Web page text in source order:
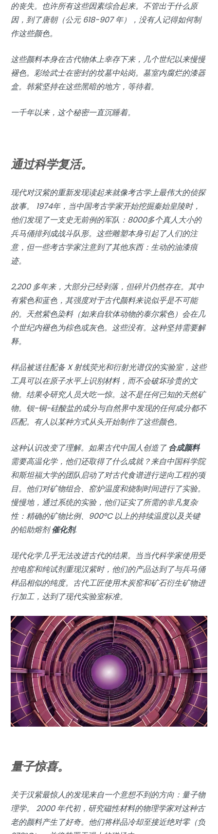
的丧失。也许所有这些因素综合起来。不管出于什么原
因，到了唐朝（公元 618-907 年），没有人记得如何制
作这些颜色。
这些颜料本身在古代物体上幸存下来，几个世纪以来慢慢
褪色。彩绘武士在密封的坟墓中站岗。墓室内腐烂的漆器
盒。韩紫坚持在这些黑暗的地方，等待着。
一千年以来，这个秘密一直沉睡着。
通过科学复活。
现代对汉紫的重新发现读起来就像考古学上最伟大的侦探
故事。 1974年，当中国考古学家开始挖掘秦始皇陵时，
他们发现了一支史无前例的军队：8000多个真人大小的
兵马俑排列成战斗队形。这些雕塑本身引起了人们的注
意，但一些考古学家注意到了其他东西：生动的油漆痕
迹。
2,200 多年来，大部分已经剥落，但碎片仍然存在。其中
有紫色和蓝色，其强度对于古代颜料来说似乎是不可能
的。天然紫色染料（如来自软体动物的泰尔紫色）会在几
个世纪内褪色为棕色或灰色。这些没有。这种坚持需要解
释。
样品被送往配备 X 射线荧光和衍射光谱仪的实验室，这些
工具可以在原子水平上识别材料，而不会破坏珍贵的文
物。结果令研究人员大吃一惊。这不是任何已知的天然矿
物。钡-铜-硅酸盐的成分与自然界中发现的任何成分都不
匹配。有人以某种方式从头开始制作了这些颜色。
这种认识改变了理解。如果古代中国人创造了合成颜料
需要高温化学，他们还取得了什么成就？来自中国科学院
和斯坦福大学的团队启动了对古代食谱进行逆向工程的项
目。他们对矿物组合、窑炉温度和烧制时间进行了实验。
慢慢地，通过系统的实验，他们证实了所需的非凡复杂
性：精确的矿物比例、900°C 以上的持续温度以及关键
的铅助熔剂催化剂.
现代化学几乎无法改进古代的结果。当当代科学家使用受
控电窑和纯试剂重现汉紫时，他们的产品达到了与兵马俑
样品相似的纯度。古代工匠使用木炭窑和矿石衍生矿物进
行加工，达到了现代实验室标准。
量子惊喜。
关于汉紫最惊人的发现来自一个意想不到的方向：量子物
理学。 2000 年代初，研究磁性材料的物理学家对这种古
老的颜料产生了好奇。他们将样品冷却至接近绝对零（负